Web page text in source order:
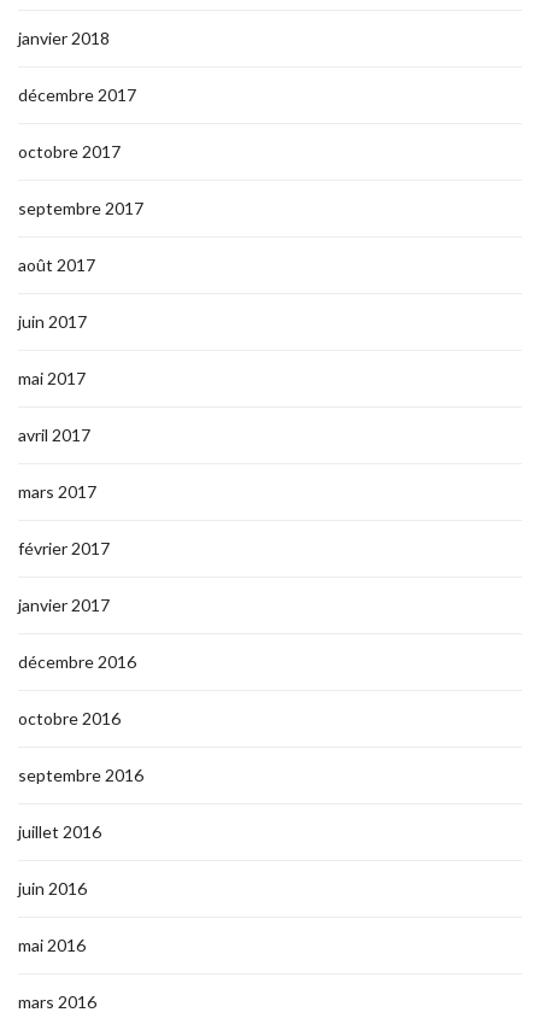
janvier 2018
décembre 2017
octobre 2017
septembre 2017
août 2017
juin 2017
mai 2017
avril 2017
mars 2017
février 2017
janvier 2017
décembre 2016
octobre 2016
septembre 2016
juillet 2016
juin 2016
mai 2016
mars 2016